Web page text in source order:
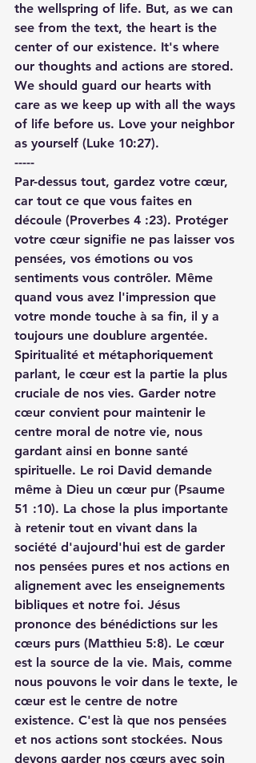
the wellspring of life. But, as we can
see from the text, the heart is the
center of our existence. It's where
our thoughts and actions are stored.
We should guard our hearts with
care as we keep up with all the ways
of life before us. Love your neighbor
as yourself (Luke 10:27).
-----
Par-dessus tout, gardez votre cœur,
car tout ce que vous faites en
découle (Proverbes 4 :23). Protéger
votre cœur signifie ne pas laisser vos
pensées, vos émotions ou vos
sentiments vous contrôler. Même
quand vous avez l'impression que
votre monde touche à sa fin, il y a
toujours une doublure argentée.
Spiritualité et métaphoriquement
parlant, le cœur est la partie la plus
cruciale de nos vies. Garder notre
cœur convient pour maintenir le
centre moral de notre vie, nous
gardant ainsi en bonne santé
spirituelle. Le roi David demande
même à Dieu un cœur pur (Psaume
51 :10). La chose la plus importante
à retenir tout en vivant dans la
société d'aujourd'hui est de garder
nos pensées pures et nos actions en
alignement avec les enseignements
bibliques et notre foi. Jésus
prononce des bénédictions sur les
cœurs purs (Matthieu 5:8). Le cœur
est la source de la vie. Mais, comme
nous pouvons le voir dans le texte, le
cœur est le centre de notre
existence. C'est là que nos pensées
et nos actions sont stockées. Nous
devons garder nos cœurs avec soin